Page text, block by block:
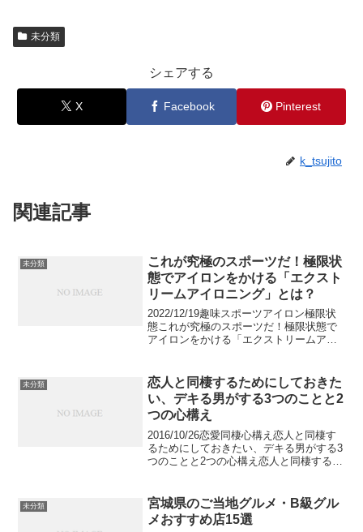
未分類
シェアする
X Facebook Pinterest
k_tsujito
関連記事
未分類
これが究極のスポーツだ！極限状
態でアイロンをかける「エクスト
リームアイロニング」とは？
2022/12/19趣味スポーツアイロン極限状
態これが究極のスポーツだ！極限状態で
アイロンをかける「エクストリームアイ
て。とにかく「極限状態」の中でアイロ
ンがけをするだけ...
未分類
恋人と同棲するためにしておきた
い、デキる男がする3つのことと2
つの心構え
2016/10/26恋愛同棲心構え恋人と同棲す
るためにしておきたい、デキる男がする3
つのことと2つの心構え恋人と同棲するこ
があるんです。さよさん5,728viewsB...
未分類
宮城県のご当地グルメ・B級グル
メおすすめ店15選